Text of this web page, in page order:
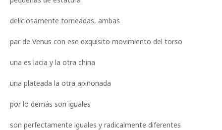
deliciosamente torneadas, ambas
par de Venus con ese exquisito movimiento del torso
una es lacia y la otra china
una plateada la otra apiñonada
por lo demás son iguales
son perfectamente iguales y radicalmente diferentes